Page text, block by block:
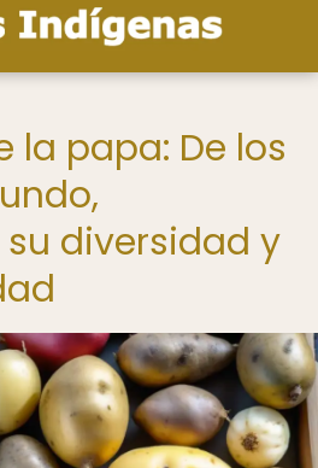
la papa: De los
diversidad y